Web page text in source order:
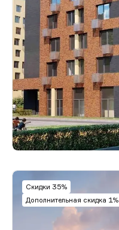
Скидки 35%
Дополнительная скидка 1%